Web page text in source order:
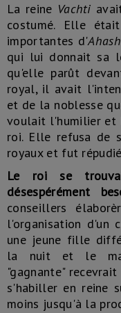
La reine Vachti
costumé. Elle
importantes d'
qui lui donnait sa
qu'elle parût
royal, il avait
et de la noblesse
voulait l'humilier et
roi. Elle refusa de
royaux et fut
Le roi se
désespérément
conseillers
l'organisation d'un
une jeune fille
la nuit et le
"gagnante"
s'habiller en reine
moins jusqu'à la